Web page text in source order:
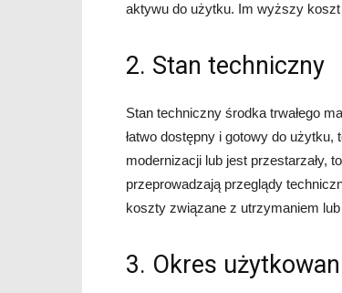
aktywu do użytku. Im wyższy
2. Stan techniczny
Stan techniczny środka trwałego
łatwo dostępny i gotowy do
modernizacji lub jest przestarzały,
przeprowadzają przeglądy
koszty związane z utrzymaniem
3. Okres